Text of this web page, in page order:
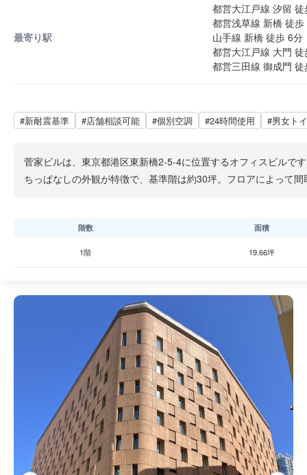
最寄り駅
都営大江戸線 汐留
都営浅草線 新橋 徒歩
山手線 新橋 徒歩 6分
都営大江戸線 大門
都営三田線 御成門
#新耐震基準 #店舗相談可能 #個別空調 #24時間使用 #男女ト
菅家ビルは、東京都港区東新橋2-5-4に位置するオフィスビルで
ちっぱなしの外観が特徴で、基準階は約30坪。フロアによって
階数 面積
1階 19.66坪